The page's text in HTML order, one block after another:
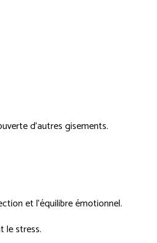
d'autres gisements.
et l'équilibre émotionnel.
le stress.